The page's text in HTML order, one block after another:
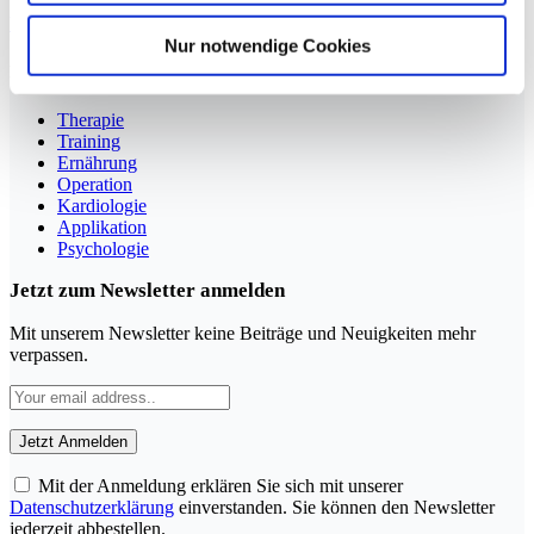
Nur notwendige Cookies
YouTube LinkedIn
Rubriken
Therapie
Training
Ernährung
Operation
Kardiologie
Applikation
Psychologie
Jetzt zum Newsletter anmelden
Mit unserem Newsletter keine Beiträge und Neuigkeiten mehr
verpassen.
Mit der Anmeldung erklären Sie sich mit unserer
Datenschutzerklärung einverstanden. Sie können den Newsletter
jederzeit abbestellen.